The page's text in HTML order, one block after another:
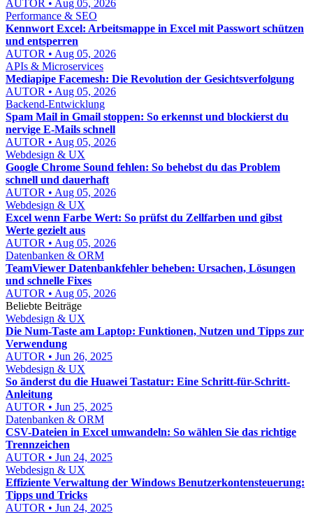
AUTOR • Aug 05, 2026
Performance & SEO
Kennwort Excel: Arbeitsmappe in Excel mit Passwort schützen
und entsperren
AUTOR • Aug 05, 2026
APIs & Microservices
Mediapipe Facemesh: Die Revolution der Gesichtsverfolgung
AUTOR • Aug 05, 2026
Backend-Entwicklung
Spam Mail in Gmail stoppen: So erkennst und blockierst du
nervige E-Mails schnell
AUTOR • Aug 05, 2026
Webdesign & UX
Google Chrome Sound fehlen: So behebst du das Problem
schnell und dauerhaft
AUTOR • Aug 05, 2026
Webdesign & UX
Excel wenn Farbe Wert: So prüfst du Zellfarben und gibst
Werte gezielt aus
AUTOR • Aug 05, 2026
Datenbanken & ORM
TeamViewer Datenbankfehler beheben: Ursachen, Lösungen
und schnelle Fixes
AUTOR • Aug 05, 2026
Beliebte Beiträge
Webdesign & UX
Die Num-Taste am Laptop: Funktionen, Nutzen und Tipps zur
Verwendung
AUTOR • Jun 26, 2025
Webdesign & UX
So änderst du die Huawei Tastatur: Eine Schritt-für-Schritt-
Anleitung
AUTOR • Jun 25, 2025
Datenbanken & ORM
CSV-Dateien in Excel umwandeln: So wählen Sie das richtige
Trennzeichen
AUTOR • Jun 24, 2025
Webdesign & UX
Effiziente Verwaltung der Windows Benutzerkontensteuerung:
Tipps und Tricks
AUTOR • Jun 24, 2025